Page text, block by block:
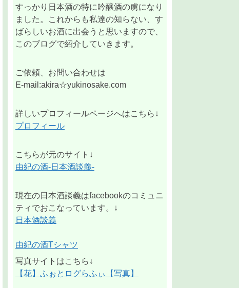
すっかり日本酒の特に吟醸酒の虜になり
ました。これからも私達の知らない、す
ばらしいお酒に出会うと思いますので、
このブログで紹介していきます。
ご依頼、お問い合わせは
E-mail:akira☆yukinosake.com
詳しいプロフィールページへはこちら↓
プロフィール
こちらが元のサイト↓
由紀の酒-日本酒談義-
現在の日本酒談義はfacebookのコミュニ
ティでおこなっています。↓
日本酒談義
由紀の酒Tシャツ
写真サイトはこちら↓
【花】ふぉとログらふぃ【写真】